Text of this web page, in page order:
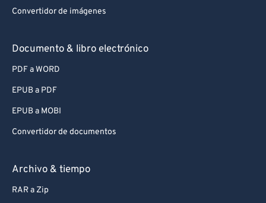
Convertidor de imágenes
Documento & libro electrónico
PDF a WORD
EPUB a PDF
EPUB a MOBI
Convertidor de documentos
Archivo & tiempo
RAR a Zip